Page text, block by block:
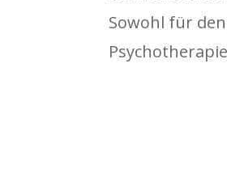
Sowohl für